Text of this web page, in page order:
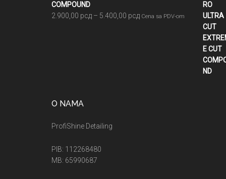
COMPOUND
2.900,00 рсд – 5.400,00 рсдRaspon
Cena sa PDV-om
O NAMA
ProfiShine Detailing
PIB: 112268480
MB: 65990687